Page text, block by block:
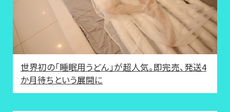
世界初の「睡眠用うどん」が超人気。即完売、発送4
か月待ちという展開に